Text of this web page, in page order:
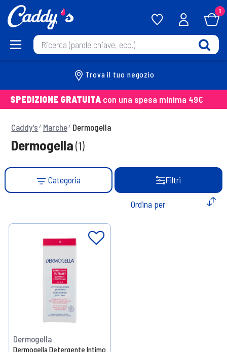
0
Trova il tuo negozio
SPEDIZIONE GRATUITA con una spesa minima 49€
Caddy's Marche Dermogella
Dermogella(1)
Categoria Filtri
Dermogella
Dermogella Detergente Intimo